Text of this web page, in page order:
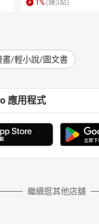
1 % (賺3點)
畫/輕小說/圖文書
應用程式
繼續逛其他店舖